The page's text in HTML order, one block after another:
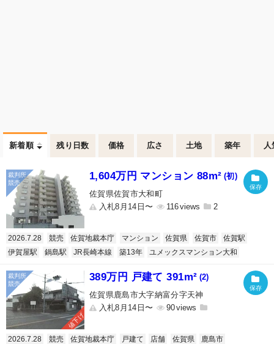
新着順 残り日数 価格 広さ 土地 築年 人
1,604万円 マンション 88m² (初)
佐賀県佐賀市大和町
入札8月14日〜
116 2
2026.7.28 競売 佐賀地裁本庁 マンション 佐賀県 佐賀市
佐賀駅
伊賀屋駅
鍋島駅 JR長崎本線 築13年 ユメックスマンション大和
値下げ
389万円 戸建て 391m² (2)
佐賀県鹿島市大字納富分字天神
入札8月14日〜
90
2026.7.28 競売 佐賀地裁本庁 戸建て 店舗 佐賀県
鹿島市